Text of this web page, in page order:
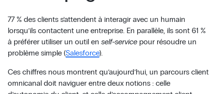
77 % des clients s’attendent à interagir avec un humain
lorsqu’ils contactent une entreprise. En parallèle, ils sont 61 %
à préférer utiliser un outil en self-servicepour résoudre un
problème simple (Salesforce).
Ces chiffres nous montrent qu’aujourd’hui, un parcours client
omnicanal doit naviguer entre deux notions : celle